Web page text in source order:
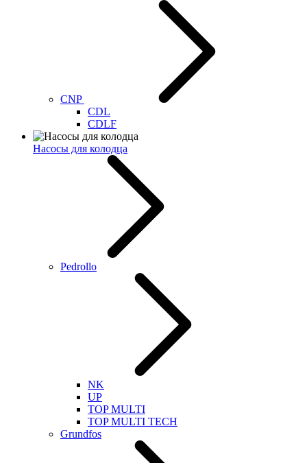
CNP
CDL
CDLF
Насосы для колодца
Pedrollo
NK
UP
TOP MULTI
TOP MULTI TECH
Grundfos